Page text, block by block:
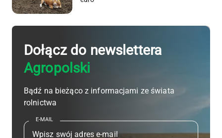
Dołącz do newslettera
Agropolski
Bądź na bieżąco z informacjami ze świata
rolnictwa
E-MAIL